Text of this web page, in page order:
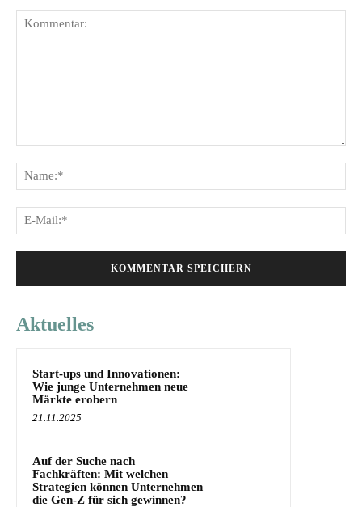
Aktuelles
Start-ups und Innovationen:
Wie junge Unternehmen neue
Märkte erobern
21.11.2025
Auf der Suche nach
Fachkräften: Mit welchen
Strategien können Unternehmen
die Gen-Z für sich gewinnen?